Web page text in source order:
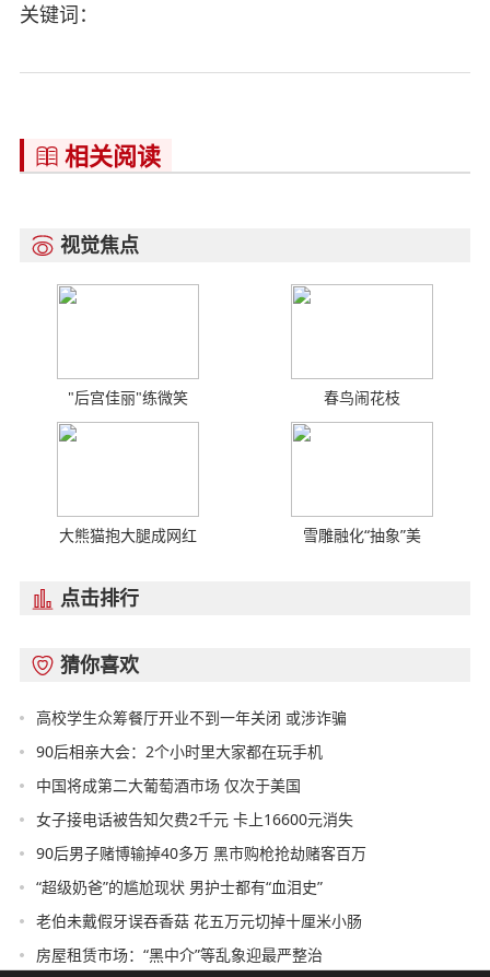
关键词：
 相关阅读
 视觉焦点
"后宫佳丽"练微笑 春鸟闹花枝
大熊猫抱大腿成网红 雪雕融化“抽象”美
 点击排行
 猜你喜欢
高校学生众筹餐厅开业不到一年关闭 或涉诈骗
90后相亲大会：2个小时里大家都在玩手机
中国将成第二大葡萄酒市场 仅次于美国
女子接电话被告知欠费2千元 卡上16600元消失
90后男子赌博输掉40多万 黑市购枪抢劫赌客百万
“超级奶爸”的尴尬现状 男护士都有“血泪史”
老伯未戴假牙误吞香菇 花五万元切掉十厘米小肠
房屋租赁市场：“黑中介”等乱象迎最严整治